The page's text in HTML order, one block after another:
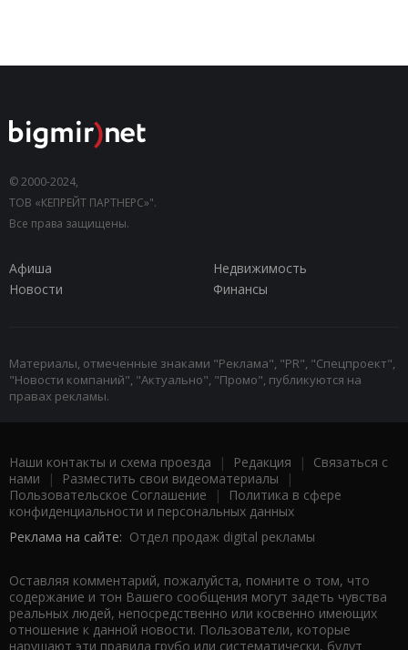
© 2000-2024,
ТОВ «КЕПРЕЙТ ПАРТНЕРС»".
Все права защищены.
Афиша
Недвижимость
Новости
Финансы
Материалы, отмеченные знаками "Реклама", "PR", "Спецпроект",
"Новости компаний", "Актуально", "Промо", публикуются на
правах рекламы.
Наши контакты и схема проезда | Редакция | Связаться с
нами | Разместить свои видеоматериалы |
Пользовательское Соглашение |
Политика в сфере
конфиденциальности и персональных данных
Реклама на сайте: Отдел продаж digital рекламы
Оставляя комментарий, пожалуйста, помните о том, что
содержание и тон Вашего сообщения могут задеть чувства
реальных людей, непосредственно или косвенно имеющих
отношение к данной новости. Пользователи, которые
нарушают эти правила грубо или систематически, будут